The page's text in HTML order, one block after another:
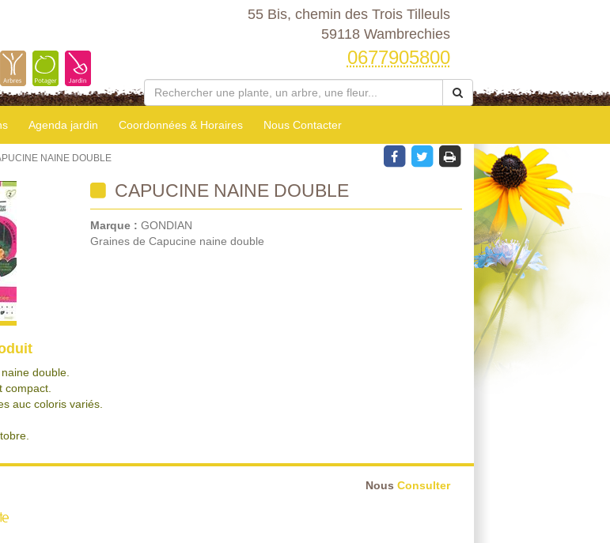
55 Bis, chemin des Trois Tilleuls
59118 Wambrechies
0677905800
Agenda jardin Coordonnées & Horaires Nous Contacter
NAINE DOUBLE
CAPUCINE NAINE DOUBLE
Marque : GONDIAN
Graines de Capucine naine double
double.
compact.
auc coloris variés.
Nous Consulter